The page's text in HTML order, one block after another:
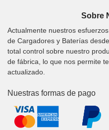
Sobre
Actualmente nuestros
de Cargadores y Baterías
total control sobre nuestro
de fábrica, lo que nos permite
actualizado.
Nuestras formas de pago